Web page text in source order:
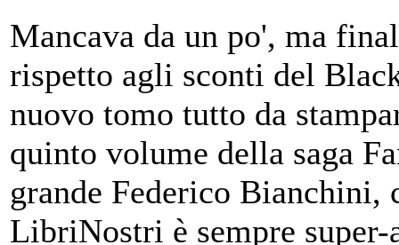
Mancava da un po', ma
rispetto agli sconti del
nuovo tomo tutto da
quinto volume della saga
grande Federico Bianchini,
LibriNostri è sempre